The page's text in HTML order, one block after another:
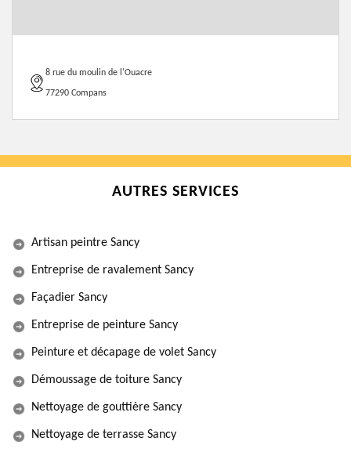
8 rue du moulin de l'Ouacre
77290 Compans
AUTRES SERVICES
Artisan peintre Sancy
Entreprise de ravalement Sancy
Façadier Sancy
Entreprise de peinture Sancy
Peinture et décapage de volet Sancy
Démoussage de toiture Sancy
Nettoyage de gouttière Sancy
Nettoyage de terrasse Sancy